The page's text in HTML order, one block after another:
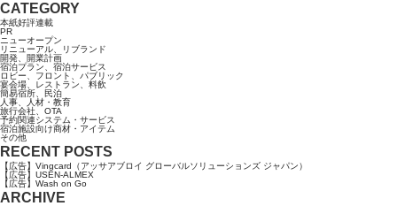
CATEGORY
本紙好評連載
PR
ニューオープン
リニューアル、リブランド
開発、開業計画
宿泊プラン、宿泊サービス
ロビー、フロント、パブリック
宴会場、レストラン、料飲
簡易宿所、民泊
人事、人材・教育
旅行会社、OTA
予約関連システム・サービス
宿泊施設向け商材・アイテム
その他
RECENT POSTS
【広告】Vingcard（アッサアブロイ グローバルソリューションズ ジャパン）
【広告】USEN-ALMEX
【広告】Wash on Go
ARCHIVE